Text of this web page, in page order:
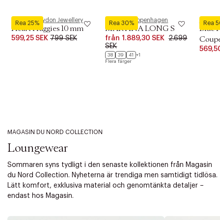
Rea 25%
Pernille Corydon Jewellery
Heart Huggies 10 mm
599,25 SEK 799 SEK
Rea 30%
Phenumb Copenhagen
MARTINA LONG S
från 1.889,30 SEK 2.699
SEK
38 39 41
+1
Flera färger
Rea
Royal
Blue
MAGASIN DU NORD COLLECTION
Loungewear
Sommaren syns tydligt i den senaste kollektionen från Magasin
du Nord Collection. Nyheterna är trendiga men samtidigt tidlösa.
Lätt komfort, exklusiva material och genomtänkta detaljer –
endast hos Magasin.